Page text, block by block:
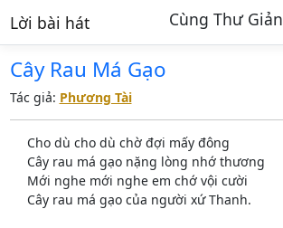
Lời bài hát Cùng Thư Giản
Cây Rau Má Gạo
Tác giả: Phương Tài
Cho dù cho dù chờ đợi mấy đông
Cây rau má gạo nặng lòng nhớ thương
Mới nghe mới nghe em chớ vội cười
Cây rau má gạo của người xứ Thanh.